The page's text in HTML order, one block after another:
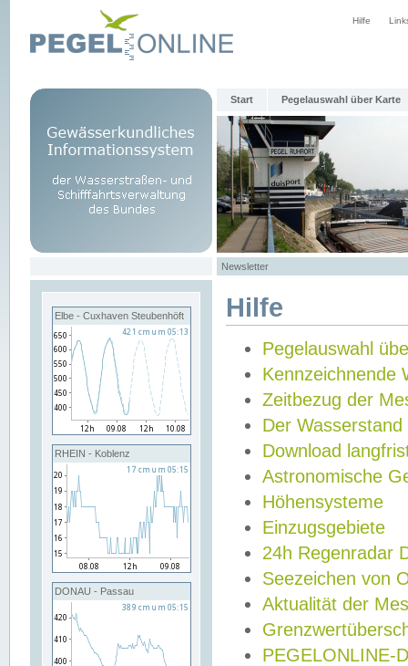
Hilfe
Start Pegelauswahl über Karte
Newsletter
Elbe - Cuxhaven Steubenhöft
RHEIN - Koblenz
DONAU - Passau
Hilfe
Pegelauswahl
Kennzeichnende
Zeitbezug der
Der Wasserstand
Download
Astronomische
Höhensysteme
Einzugsgebiete
24h Regenradar
Seezeichen von
Aktualität der
PEGELONLINE-